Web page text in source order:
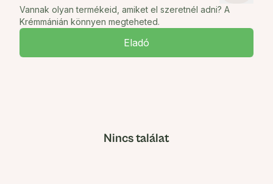
Vannak olyan termékeid, amiket el szeretnél adni? A
Krémmánián könnyen megteheted.
Eladó
Nincs találat